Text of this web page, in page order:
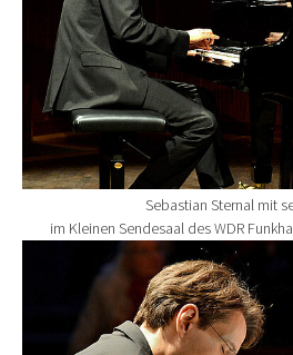
Sebastian Sternal mit
im Kleinen Sendesaal des WDR
Show larger version for: